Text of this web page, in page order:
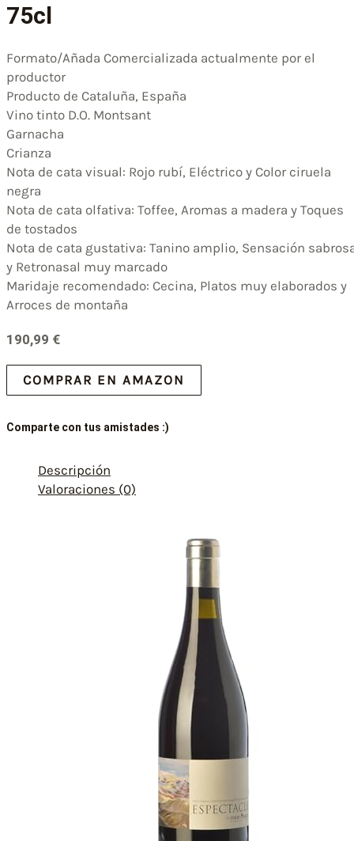
75cl
Formato/Añada Comercializada actualmente por el
productor
Producto de Cataluña, España
Vino tinto D.O. Montsant
Garnacha
Crianza
Nota de cata visual: Rojo rubí, Eléctrico y Color ciruela
negra
Nota de cata olfativa: Toffee, Aromas a madera y Toques
de tostados
Nota de cata gustativa: Tanino amplio, Sensación
y Retronasal muy marcado
Maridaje recomendado: Cecina, Platos muy elaborados y
Arroces de montaña
190,99 €
COMPRAR EN AMAZON
Comparte con tus amistades :)
Descripción
Valoraciones (0)